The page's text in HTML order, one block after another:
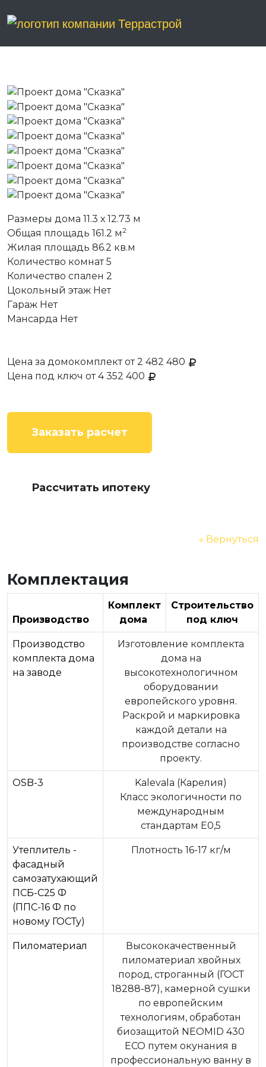
ПРОЕКТ ДОМА "СКАЗКА"
Размеры дома 11.3 х 12.73 м
Общая площадь 161.2 м2
Жилая площадь 86.2 кв.м
Количество комнат 5
Количество спален 2
Цокольный этаж Нет
Гараж Нет
Мансарда Нет
Цена за домокомплектот 2 482 480
Цена под ключ от 4 352 400
Заказать расчет
Рассчитать ипотеку
« Вернуться
Комплектация
Производство
Комплект
дома
Строительство
под ключ
Производство
комплекта дома
на заводе
Изготовление комплекта
дома на
высокотехнологичном
оборудовании
европейского уровня.
Раскрой и маркировка
каждой детали на
производстве согласно
проекту.
OSB-3
Kalevala (Карелия)
Класс экологичности по
международным
стандартам Е0,5
Утеплитель -
фасадный
самозатухающий
ПСБ-С25 Ф
(ППС-16 Ф по
новому ГОСТу)
Плотность 16-17 кг/м
Пиломатериал
Высококачественный
пиломатериал хвойных
пород, строганный (ГОСТ
18288-87), камерной сушки
по европейским
технологиям, обработан
биозащитой NEOMID 430
ЕСО путем окунания в
профессиональную ванну в